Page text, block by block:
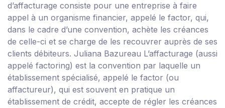
d’affacturage consiste pour une entreprise à faire
appel à un organisme financier, appelé le factor, qui,
dans le cadre d’une convention, achète les créances
de celle-ci et se charge de les recouvrer auprès de ses
clients débiteurs. Juliana Bazureau L’affacturage (aussi
appelé factoring) est la convention par laquelle un
établissement spécialisé, appelé le factor (ou
affactureur), qui est souvent en pratique un
établissement de crédit, accepte de régler les créances